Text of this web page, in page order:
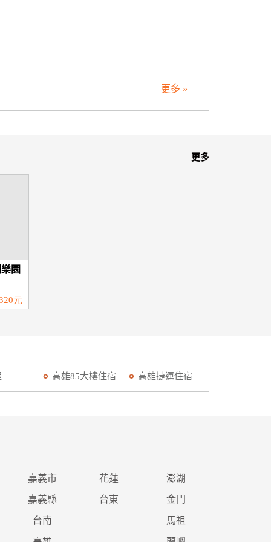
更多 »
更多
園
元
高雄85大樓住宿 高雄捷運住宿
嘉義市 花蓮 澎湖
嘉義縣 台東 金門
台南 馬祖